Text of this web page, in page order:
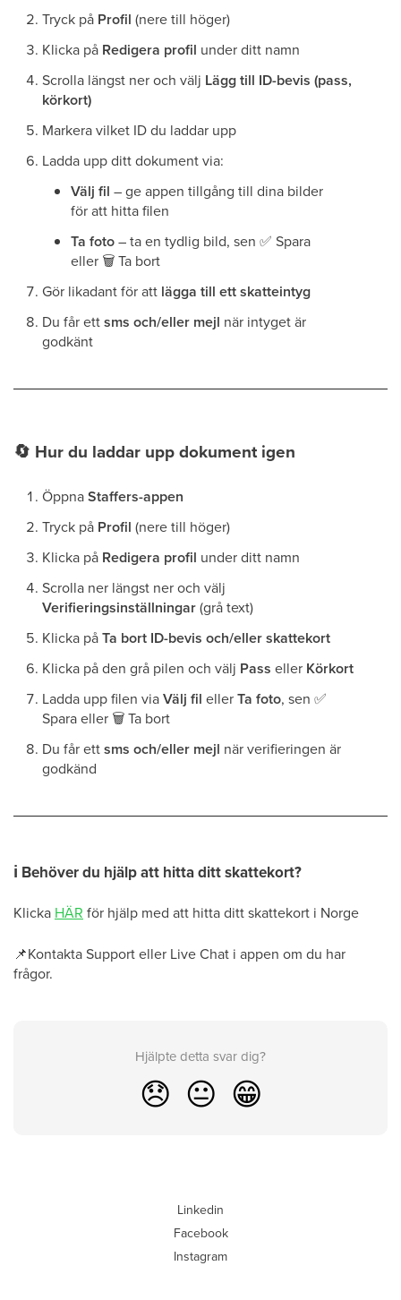
Tryck på Profil (nere till höger)
Klicka på Redigera profil under ditt namn
Scrolla längst ner och välj Lägg till ID-bevis (pass,
körkort)
Markera vilket ID du laddar upp
Ladda upp ditt dokument via:
Välj fil – ge appen tillgång till dina bilder
för att hitta filen
Ta foto– ta en tydlig bild, sen ✅ Spara
eller 🗑Ta bort
Gör likadant för att lägga till ett skatteintyg
Du får ettsms och/eller mejl när intyget är
godkänt
🔄 Hur du laddar upp dokument igen
ÖppnaStaffers-appen
Tryck på Profil (nere till höger)
Klicka på Redigera profil under ditt namn
Scrolla ner längst ner och välj
Verifieringsinställningar(grå text)
Klicka påTa bort ID-bevis och/eller skattekort
Klicka på den grå pilen och välj Pass eller Körkort
Ladda upp filen viaVälj fil ellerTa foto, sen ✅
Spara eller 🗑Ta bort
Du får ettsms och/eller mejl när verifieringen är
godkänd
ℹ Behöver du hjälp att hitta ditt skattekort?
Klicka HÄR för hjälp med att hitta ditt skattekort i Norge
📌Kontakta Support eller Live Chat i appen om du har
frågor.
Hjälpte detta svar dig?
😞 😐 😁
Linkedin
Facebook
Instagram